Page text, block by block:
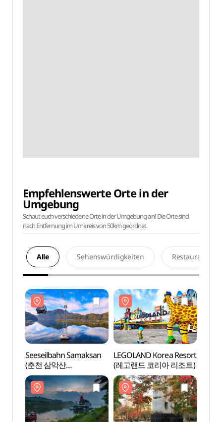
Empfehlenswerte Orte in der
Umgebung
Schaut euch verschiedene Orte in der Umgebung an! Die Orte sind
nach Entfernung im Umkreis von 50km geordnet.
Alle Sehenswürdigkeiten Restaurants
Seeseilbahn Samaksan
(춘천 삼악산
호수케이블카)
LEGOLAND Korea Resort
(레고랜드 코리아 리조트)